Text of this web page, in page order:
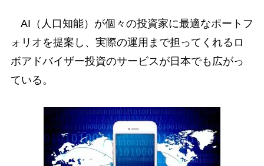
AI（人口知能）が個々の投資家に最適なポートフ
ォリオを提案し、実際の運用まで担ってくれるロ
ボアドバイザー投資のサービスが日本でも広がっ
ている。